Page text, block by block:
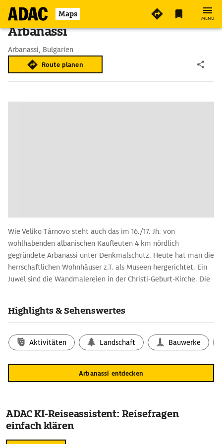
Maps MENÜ
Arbanassi
Arbanassi, Bulgarien
Route planen
Wie Veliko Târnovo steht auch das im 16./17. Jh. von
wohlhabenden albanischen Kaufleuten 4 km nördlich
gegründete Arbanassi unter Denkmalschutz. Heute hat man die
herrschaftlichen Wohnhäuser z.T. als Museen hergerichtet. Ein
Juwel sind die Wandmalereien in der Christi-Geburt-Kirche. Die
von Zentraleuropa. Sie treten in engen Handelsbeziehungen zu
verwirklichen grosse Finanzoperationen zwischen den
europäischen Städten und Zarigrad-Konstantinopel. Im Dorf
entwickeln sich das Goldschmiede-, Kupferschmiede- und
Schmiedehandwerk, sowie die Seidenraupenzucht.
Highlights & Sehenswertes
Aktivitäten Landschaft Bauwerke
Arbanassi entdecken
ADAC KI-Reiseassistent: Reisefragen
einfach klären